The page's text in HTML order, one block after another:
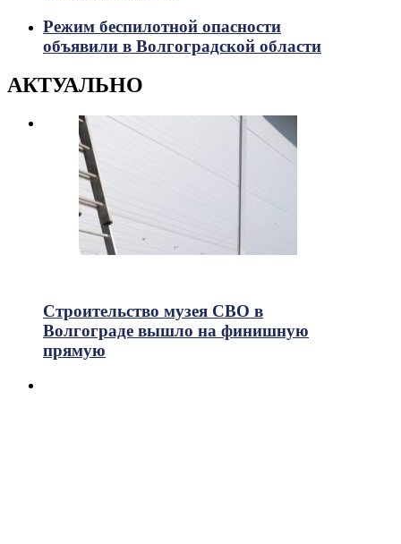
Режим беспилотной опасности
объявили в Волгоградской области
АКТУАЛЬНО
Строительство музея СВО в
Волгограде вышло на финишную
прямую